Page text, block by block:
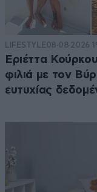
LIFESTYLE08·08·2026
Εριέττα
φιλιά με τον
ευτυχίας